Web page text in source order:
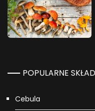
POPULARNE
Cebula